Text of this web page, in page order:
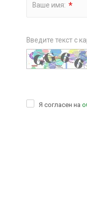
Ваше имя: *
Введите текст с
Я согласен на